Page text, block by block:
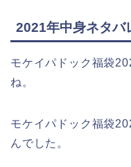
2021年中身ネタバ
モケイパドック福袋
ね。
モケイパドック福袋
んでした。